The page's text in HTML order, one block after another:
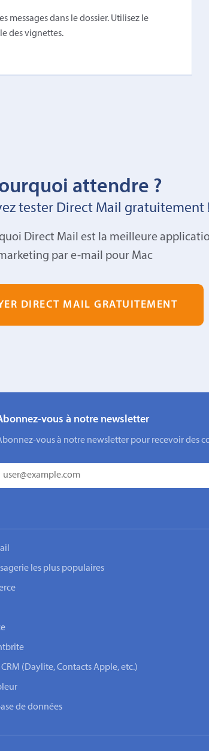
messages dans le dossier. Utilisez le
des vignettes.
attendre ?
tester Direct Mail gratuitement
Direct Mail est la meilleure
par e-mail pour Mac
DIRECT MAIL GRATUITEMENT
vous à notre newsletter
vous à notre newsletter pour recevoir des
les plus populaires
(Daylite, Contacts Apple, etc.)
de données